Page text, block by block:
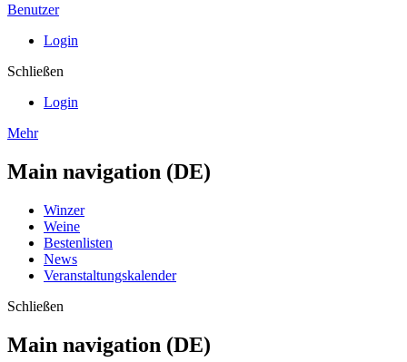
Benutzer
Login
Schließen
Login
Mehr
Main navigation (DE)
Winzer
Weine
Bestenlisten
News
Veranstaltungskalender
Schließen
Main navigation (DE)